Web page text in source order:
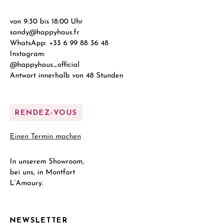
NEWSLETTER
von 9:30 bis 18:00 Uhr
sandy@happyhaus.fr
WhatsApp: +33 6 99 88 36 48
Instagram:
@happyhaus_official
Antwort innerhalb von 48 Stunden
RENDEZ-VOUS
Einen Termin machen
In unserem Showroom,
bei uns, in Montfort
L’Amaury.